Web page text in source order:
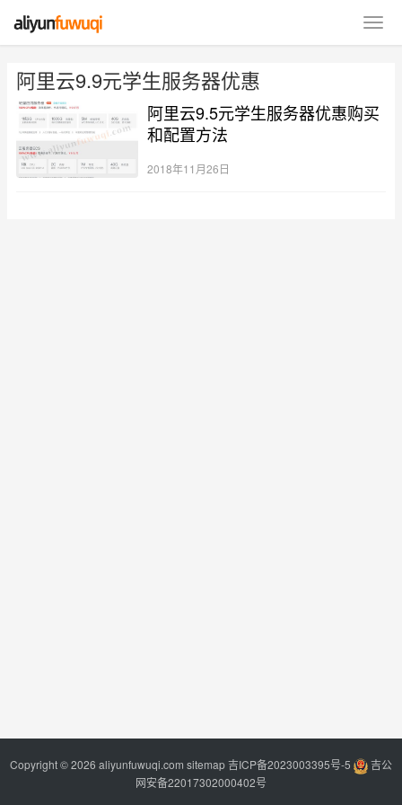
阿里云9.9元学生服务器优惠
阿里云9.5元学生服务器优惠购买
和配置方法
2018年11月26日
Copyright © 2026 aliyunfuwuqi.com sitemap吉ICP备2023003395号-5
吉公
网安备22017302000402号